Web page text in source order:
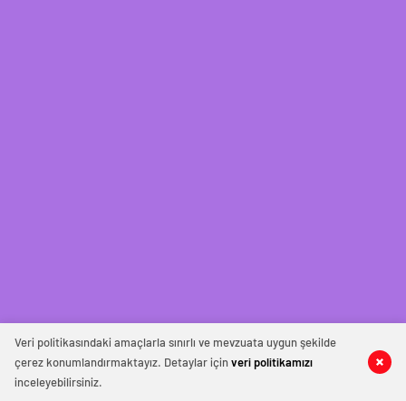
Veri politikasındaki amaçlarla sınırlı ve mevzuata uygun şekilde
çerez konumlandırmaktayız. Detaylar içinveri politikamızı
inceleyebilirsiniz.